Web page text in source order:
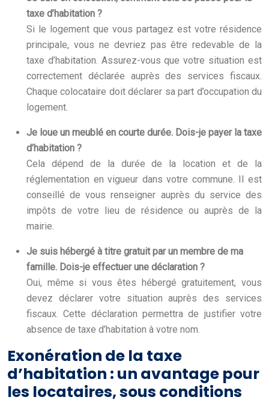
taxe d’habitation ?
Si le logement que vous partagez est votre résidence
principale, vous ne devriez pas être redevable de la
taxe d’habitation. Assurez-vous que votre situation est
correctement déclarée auprès des services fiscaux.
Chaque colocataire doit déclarer sa part d’occupation du
logement.
Je loue un meublé en courte durée. Dois-je payer la taxe
d’habitation ?
Cela dépend de la durée de la location et de la
réglementation en vigueur dans votre commune. Il est
conseillé de vous renseigner auprès du service des
impôts de votre lieu de résidence ou auprès de la
mairie.
Je suis hébergé à titre gratuit par un membre de ma
famille. Dois-je effectuer une déclaration ?
Oui, même si vous êtes hébergé gratuitement, vous
devez déclarer votre situation auprès des services
fiscaux. Cette déclaration permettra de justifier votre
absence de taxe d’habitation à votre nom.
Exonération de la taxe
d’habitation : un avantage pour
les locataires, sous conditions